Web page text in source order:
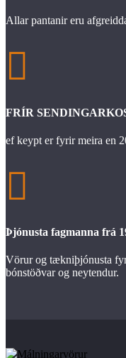
Allar pantanir eru

FRÍR
ef keypt er fyrir meira en

Þjónusta fagmanna frá
Vörur og tækniþjónusta
bónstöðvar og neytendur.